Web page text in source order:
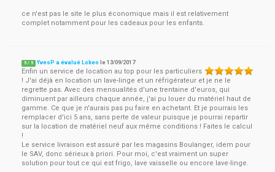
ce n'est pas le site le plus économique mais il est relativement
complet notamment pour les cadeaux pour les enfants.
5 / 5 YvesP a évalué Lokeo le13/09/2017
Enfin un service de location au top pour les particuliers
! J'ai déjà en location un lave-linge et un réfrigérateur et je ne le
regrette pas. Avec des mensualités d'une trentaine d'euros, qui
diminuent par ailleurs chaque année, j'ai pu louer du matériel haut de
gamme. Ce que je n'aurais pas pu faire en achetant. Et je pourrais les
remplacer d'ici 5 ans, sans perte de valeur puisque je pourrai repartir
sur la location de matériel neuf aux même conditions ! Faites le calcul
!
Le service livraison est assuré par les magasins Boulanger, idem pour
le SAV, donc sérieux à priori. Pour moi, c'est vraiment un super
solution pour tout ce qui est frigo, lave vaisselle ou encore lave-linge.